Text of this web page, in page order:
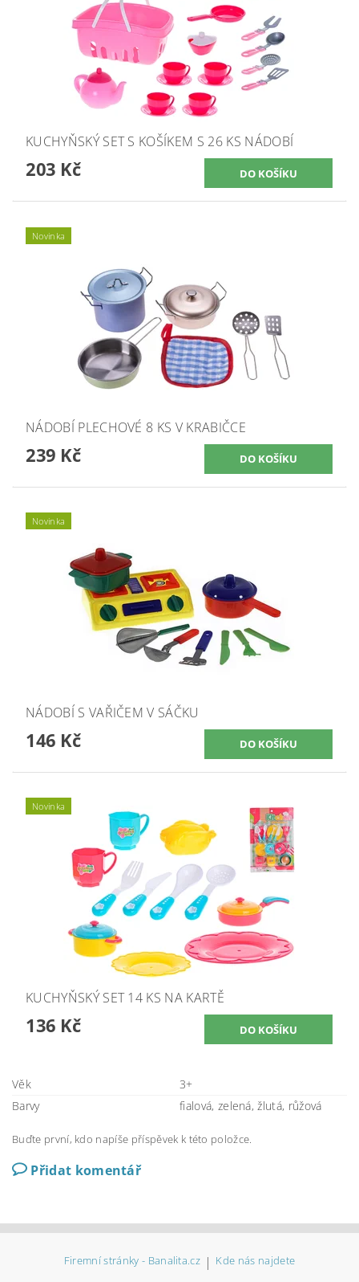
KUCHYŇSKÝ SET S KOŠÍKEM S 26 KS NÁDOBÍ
203 Kč
Novinka
NÁDOBÍ PLECHOVÉ 8 KS V KRABIČCE
239 Kč
Novinka
NÁDOBÍ S VAŘIČEM V SÁČKU
146 Kč
Novinka
KUCHYŇSKÝ SET 14 KS NA KARTĚ
136 Kč
Věk
3+
Barvy
fialová, zelená, žlutá, růžová
Buďte první, kdo napíše příspěvek k této položce.
Přidat komentář
Firemní stránky - Banalita.cz | Kde nás najdete